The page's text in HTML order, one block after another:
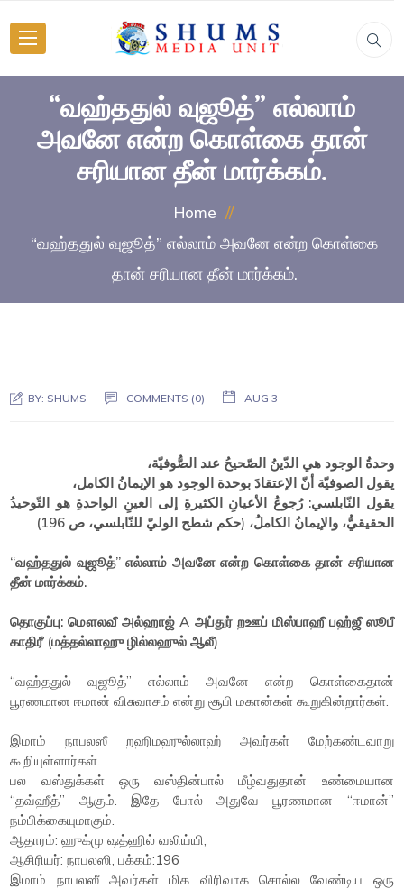
“வஹ்ததுல் வுஜூத்” எல்லாம்
அவனே என்ற கொள்கை தான்
சரியான தீன் மார்க்கம்.
Home
“வஹ்ததுல் வுஜூத்” எல்லாம் அவனே என்ற கொள்கை
தான் சரியான தீன் மார்க்கம்.
BY: SHUMS COMMENTS (0) AUG 3
وحدةُ الوجود هي الدّينُ الصّحيحُ عند الصُّوفيّة،
يقول الصوفيّة أنّ الإعتقادَ بوحدة الوجود هو الإيمانُ الكامل،
يقول النّابلسي: رُجوعُ الأعيانِ الكثيرةِ إلى العينِ الواحدةِ هو التّوحيدُ
الحقيقيُّ، والإيمانُ الكاملُ، (حكم شطح الوليّ للنّابلسي، ص 196)
“வஹ்ததுல் வுஜூத்” எல்லாம் அவனே என்ற கொள்கை தான் சரியான
தீன் மார்க்கம்.
தொகுப்பு: மௌலவீ அல்ஹாஜ் A அப்துர் றஊப் மிஸ்பாஹீ பஹ்ஜீ ஸூபீ
காதிரீ (மத்தல்லாஹு ழில்லஹுல் ஆலீ)
“வஹ்ததுல் வுஜூத்” எல்லாம் அவனே என்ற கொள்கைதான்
பூரணமான ஈமான் விசுவாசம் என்று சூபி மகான்கள் கூறுகின்றார்கள்.
இமாம் நாபலஸீ றஹிமஹுல்லாஹ் அவர்கள் மேற்கண்டவாறு
கூறியுள்ளார்கள்.
பல வஸ்துக்கள் ஒரு வஸ்தின்பால் மீழ்வதுதான் உண்மையான
“தவ்ஹீத்” ஆகும். இதே போல் அதுவே பூரணமான “ஈமான்”
நம்பிக்கையுமாகும்.
ஆதாரம்: ஹுக்மு ஷத்ஹில் வலிய்யி,
ஆசிரியர்: நாபலஸி, பக்கம்:196
இமாம் நாபலஸீ அவர்கள் மிக விரிவாக சொல்ல வேண்டிய ஒரு